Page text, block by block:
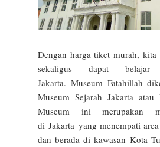
Dengan harga tiket murah, kita
sekaligus dapat
Jakarta.Museum Fatahillah
Museum Sejarah Jakarta atau
Museum ini merupakan
diJakarta yang menempati
dan berada di kawasan Kota